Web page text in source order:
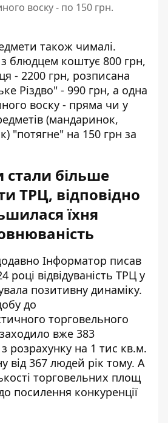
воску - по 150 грн.
також чималі.
блюдцем коштує 800 грн,
- 2200 грн, розписана
Різдво" - 990 грн, а одна
воску - пряма чи у
(мандаринок,
"потягне" на 150 грн за
стали більше
ТРЦ, відповідно
їхня
Інформатор писав
році відвідуваність ТРЦ у
позитивну динаміку.
до
торговельного
вже 383
розрахунку на 1 тис кв.м.
від 367 людей рік тому. А
торговельних площ
посилення конкуренції